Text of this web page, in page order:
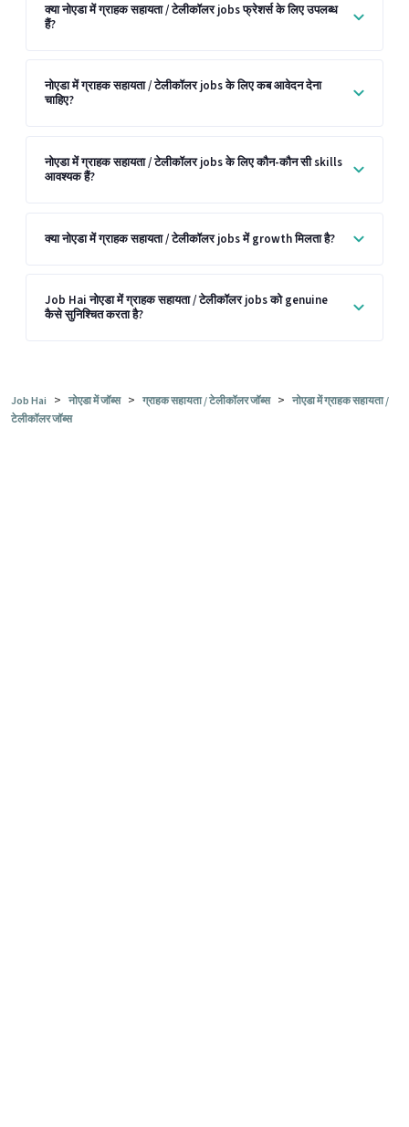
क्या नोएडा में ग्राहक सहायता / टेलीकॉलर jobs फ्रेशर्स के लिए उपलब्ध
हैं?
नोएडा में ग्राहक सहायता / टेलीकॉलर jobs के लिए कब आवेदन देना
चाहिए?
नोएडा में ग्राहक सहायता / टेलीकॉलर jobs के लिए कौन-कौन सी skills
आवश्यक हैं?
क्या नोएडा में ग्राहक सहायता / टेलीकॉलर jobs में growth मिलता है?
Job Hai नोएडा में ग्राहक सहायता / टेलीकॉलर jobs को genuine
कैसे सुनिश्चित करता है?
Job Hai > नोएडा में जॉब्स > ग्राहक सहायता / टेलीकॉलर जॉब्स > नोएडा में ग्राहक सहायता /
टेलीकॉलर जॉब्स